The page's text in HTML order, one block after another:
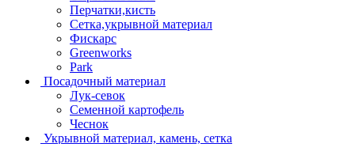
Перчатки,кисть
Сетка,укрывной материал
Фискарс
Greenworks
Park
Посадочный материал
Лук-севок
Семенной картофель
Чеснок
Укрывной материал, камень, сетка